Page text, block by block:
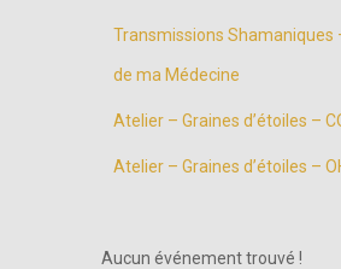
Transmissions Shamaniques
de ma Médecine
Atelier – Graines d’étoiles –
Atelier – Graines d’étoiles –
Aucun événement trouvé !